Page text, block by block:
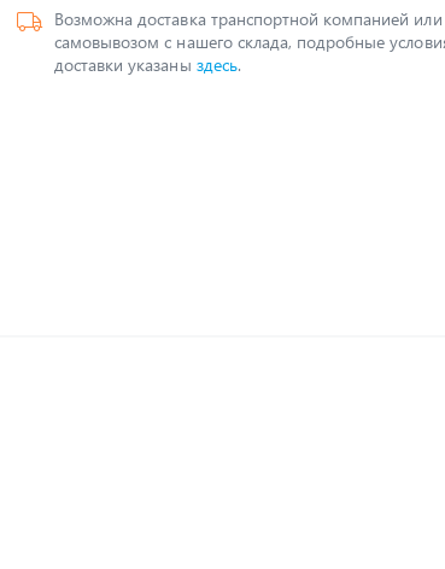
Возможна доставка транспортной компанией или
самовывозом с нашего склада, подробные
доставки указаны здесь.